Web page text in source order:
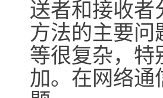
送者和接收者
方法的主要问
等很复杂，特
加。在网络通